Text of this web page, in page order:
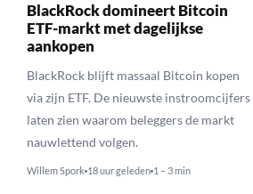
BlackRock domineert Bitcoin
ETF-markt met dagelijkse
aankopen
BlackRock blijft massaal Bitcoin kopen
via zijn ETF. De nieuwste instroomcijfers
laten zien waarom beleggers de markt
nauwlettend volgen.
Willem Spork 18 uur geleden 1 – 3 min